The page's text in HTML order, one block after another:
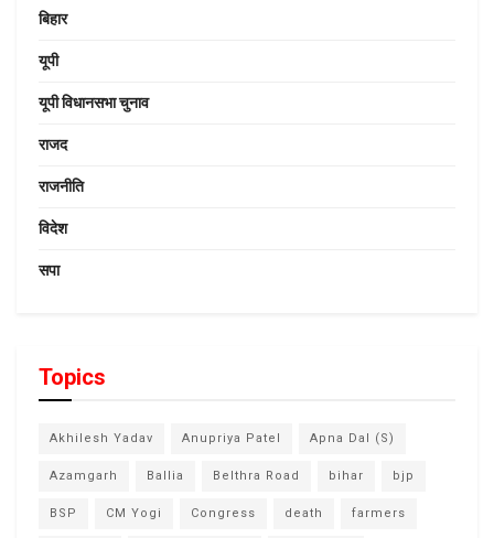
बिहार
यूपी
यूपी विधानसभा चुनाव
राजद
राजनीति
विदेश
सपा
Topics
Akhilesh Yadav Anupriya Patel Apna Dal (S)
Azamgarh Ballia Belthra Road bihar bjp
BSP CM Yogi Congress death farmers